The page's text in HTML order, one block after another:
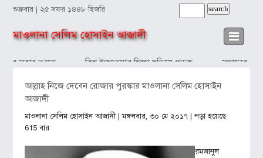
শুক্রবার | ২৫ সফর ১৪৪৮ হিজরি
মাওলানা সেলিম হোসাইন আজাদী
সবার দুঃখে বিশ্ব ইজতেমার শিক্ষা ছড়িয়ে পড়ুক সন্তানের
আল্লাহ নিজে দেবেন রোজার পুরস্কার মাওলানা সেলিম হোসাইন
আজাদী
মাওলানা সেলিম হোসাইন আজাদী| মঙ্গলবার, ৩০ মে ২০১৭ | পড়া হয়েছে
615 বার
রমজানুল